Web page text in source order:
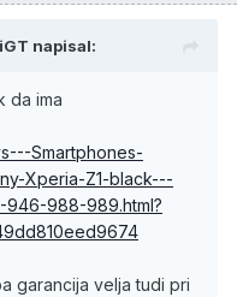
napisal:
da ima
Smartphones-
Xperia-Z1-black---
946-988-989.html?
garancija velja tudi pri